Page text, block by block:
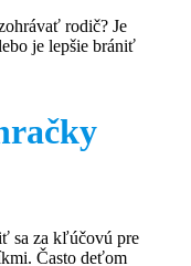
rodič? Je
je lepšie brániť
sa za kľúčovú pre
Často deťom